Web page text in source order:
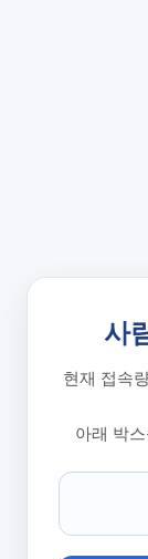
사
현재 접속
아래 박